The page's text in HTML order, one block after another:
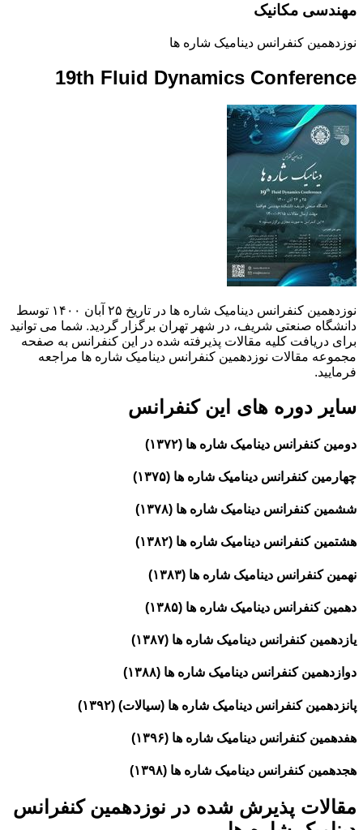
مهندسی مکانیک
نوزدهمین کنفرانس دینامیک شاره ها
19th Fluid Dynamics Conference
نوزدهمین کنفرانس دینامیک شاره ها در تاریخ ۲۵ آبان ۱۴۰۰ توسط
دانشگاه صنعتی شریف، در شهر تهران برگزار گردید. شما می توانید
برای دریافت کلیه مقالات پذیرفته شده در این کنفرانس به صفحه
مجموعه مقالات نوزدهمین کنفرانس دینامیک شاره ها مراجعه
فرمایید.
سایر دوره های این کنفرانس
دومین کنفرانس دینامیک شاره ها (۱۳۷۲)
چهارمین کنفرانس دینامیک شاره ها (۱۳۷۵)
ششمین کنفرانس دینامیک شاره ها (۱۳۷۸)
هشتمین کنفرانس دینامیک شاره ها (۱۳۸۲)
نهمین کنفرانس دینامیک شاره ها (۱۳۸۳)
دهمین کنفرانس دینامیک شاره ها (۱۳۸۵)
یازدهمین کنفرانس دینامیک شاره ها (۱۳۸۷)
دوازدهمین کنفرانس دینامیک شاره ها (۱۳۸۸)
پانزدهمین کنفرانس دینامیک شاره ها (سیالات) (۱۳۹۲)
هفدهمین کنفرانس دینامیک شاره ها (۱۳۹۶)
هجدهمین کنفرانس دینامیک شاره ها (۱۳۹۸)
مقالات پذیرش شده در نوزدهمین کنفرانس